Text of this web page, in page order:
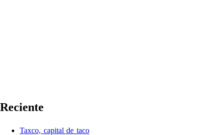
Reciente
Taxco, capital de taco